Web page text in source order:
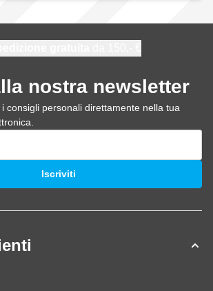
nostra newsletter
consigli personali direttamente nella tua
Iscriviti